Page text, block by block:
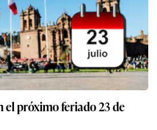
el próximo feriado 23 de